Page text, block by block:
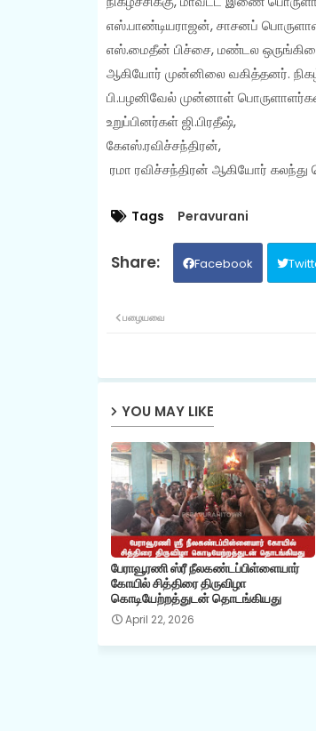
எஸ்.பாண்டியராஜன், சாசனப்
எஸ்.மைதீன் பிச்சை, மண்டல
ஆகியோர் முன்னிலை வகித்தனர்.
பி.பழனிவேல் முன்னாள்
உறுப்பினர்கள் ஜி.பிரதீஷ்,
கேஎஸ்.ரவிச்சந்திரன்,
ரமா ரவிச்சந்திரன் ஆகியோர்
Tags Peravurani
Facebook
பழையவை
YOU MAY LIKE
பேராவூரணி ஸ்ரீ நீலகண்டப்பிள்ளையார்
கோயில் சித்திரை திருவிழா
கொடியேற்றத்துடன் தொடங்கியது
April 22, 2026